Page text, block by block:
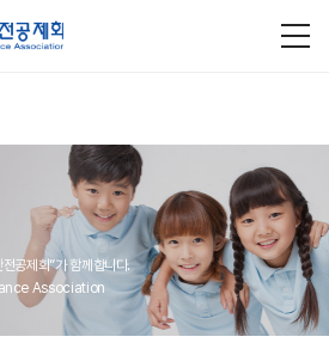
공제회”가 함께합니다.
Association